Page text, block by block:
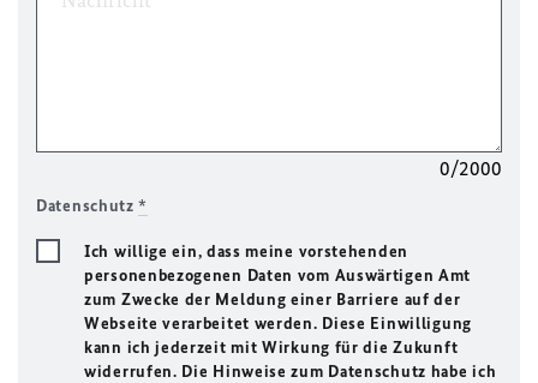
0/2000
Datenschutz*
Ich willige ein, dass meine vorstehenden
personenbezogenen Daten vom Auswärtigen Amt
zum Zwecke der Meldung einer Barriere auf der
Webseite verarbeitet werden. Diese Einwilligung
kann ich jederzeit mit Wirkung für die Zukunft
widerrufen. Die Hinweise zum Datenschutz habe ich